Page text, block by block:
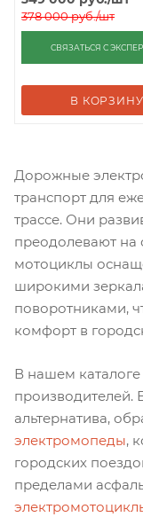
378 000руб./шт
СВЯЗАТЬСЯ С
В КОРЗИНУ
Дорожные
транспорт для
трассе. Они
преодолевают на
мотоциклы
широкими
поворотниками,
комфорт в
В нашем
производителей.
альтернатива,
электромопеды,
городских
пределами